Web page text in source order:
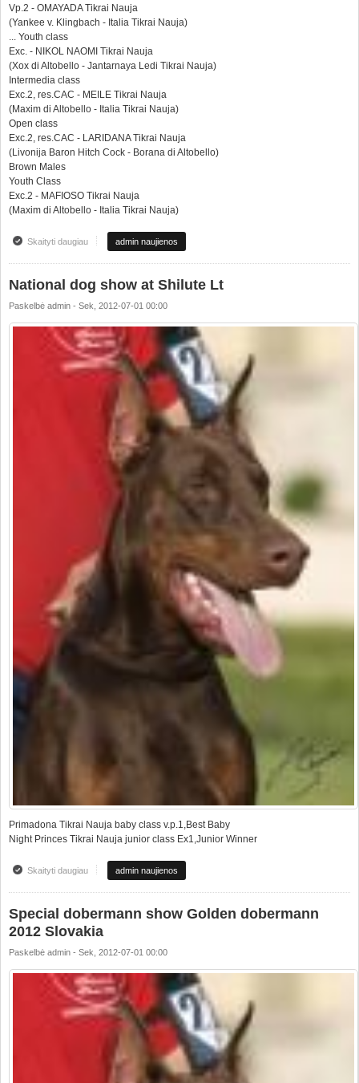
Vp.2 - OMAYADA Tikrai Nauja
(Yankee v. Klingbach - Italia Tikrai Nauja)
... Youth class
Exc. - NIKOL NAOMI Tikrai Nauja
(Xox di Altobello - Jantarnaya Ledi Tikrai Nauja)
Intermedia class
Exc.2, res.CAC - MEILE Tikrai Nauja
(Maxim di Altobello - Italia Tikrai Nauja)
Open class
Exc.2, res.CAC - LARIDANA Tikrai Nauja
(Livonija Baron Hitch Cock - Borana di Altobello)
Brown Males
Youth Class
Exc.2 - MAFIOSO Tikrai Nauja
(Maxim di Altobello - Italia Tikrai Nauja)
Skaityti daugiauapie Specializuota paroda Slovakijoje Auksinis Dobermanas 2012!!!
admin naujienos
National dog show at Shilute Lt
Paskelbė admin - Sek, 2012-07-01 00:00
Primadona Tikrai Nauja baby class v.p.1,Best Baby
Night Princes Tikrai Nauja junior class Ex1,Junior Winner
Skaityti daugiauapie National dog show at Shilute Lt
admin naujienos
Special dobermann show Golden dobermann
2012 Slovakia
Paskelbė admin - Sek, 2012-07-01 00:00